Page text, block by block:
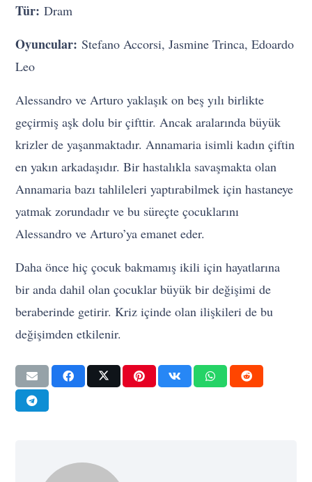
Tür:Dram
Oyuncular:Stefano Accorsi, Jasmine Trinca, Edoardo
Leo
Alessandro ve Arturo yaklaşık on beş yılı birlikte
geçirmiş aşk dolu bir çifttir. Ancak aralarında büyük
krizler de yaşanmaktadır. Annamaria isimli kadın çiftin
en yakın arkadaşıdır. Bir hastalıkla savaşmakta olan
Annamaria bazı tahlileleri yaptırabilmek için hastaneye
yatmak zorundadır ve bu süreçte çocuklarını
Alessandro ve Arturo’ya emanet eder.
Daha önce hiç çocuk bakmamış ikili için hayatlarına
bir anda dahil olan çocuklar büyük bir değişimi de
beraberinde getirir. Kriz içinde olan ilişkileri de bu
değişimden etkilenir.